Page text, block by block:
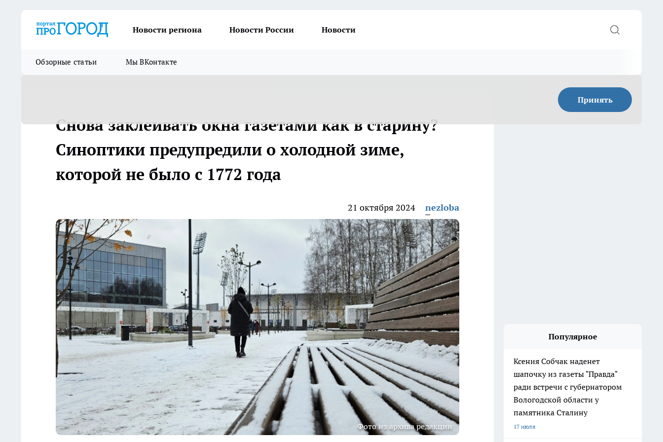
Новости региона Новости России Новости
Обзорные статьи Мы ВКонтакте
Принять
Снова заклеивать окна газетами как в старину?
Синоптики предупредили о холодной зиме,
которой не было с 1772 года
21 октября 2024 nezloba
Фото из архива редакции
Популярное
Ксения Собчак наденет
шапочку из газеты "Правда"
ради встречи с губернатором
Вологодской области у
памятника Сталину
17 июля